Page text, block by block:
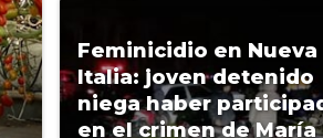
Feminicidio en Nueva
Italia: joven detenido
niega haber
en el crimen de María